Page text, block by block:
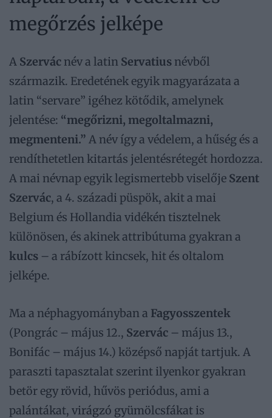
megőrzés jelképe
A Szervác név a latin Servatius névből
származik. Eredetének egyik magyarázata a
latin “servare” igéhez kötődik, amelynek
jelentése: “megőrizni, megoltalmazni,
megmenteni.” A név így a védelem, a hűség és a
rendíthetetlen kitartás jelentésrétegét hordozza.
A mai névnap egyik legismertebb viselője Szent
Szervác, a 4. századi püspök, akit a mai
Belgium és Hollandia vidékén tisztelnek
különösen, és akinek attribútuma gyakran a
kulcs – a rábízott kincsek, hit és oltalom
jelképe.
Ma a néphagyományban a Fagyosszentek
(Pongrác – május 12., Szervác – május 13.,
Bonifác – május 14.) középső napját tartjuk. A
paraszti tapasztalat szerint ilyenkor gyakran
betör egy rövid, hűvös periódus, ami a
palántákat, virágzó gyümölcsfákat is